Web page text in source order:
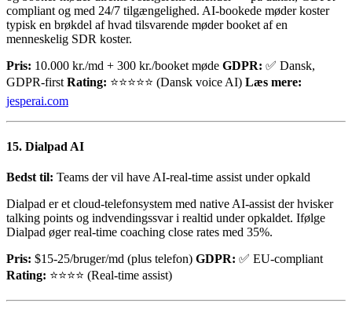
compliant og med 24/7 tilgængelighed. AI-bookede møder koster
typisk en brøkdel af hvad tilsvarende møder booket af en
menneskelig SDR koster.
Pris: 10.000 kr./md + 300 kr./booket møde GDPR: ✅ Dansk,
GDPR-first Rating: ⭐⭐⭐⭐⭐ (Dansk voice AI) Læs mere:
jesperai.com
15. Dialpad AI
Bedst til: Teams der vil have AI-real-time assist under opkald
Dialpad er et cloud-telefonsystem med native AI-assist der hvisker
talking points og indvendingssvar i realtid under opkaldet. Ifølge
Dialpad øger real-time coaching close rates med 35%.
Pris: $15-25/bruger/md (plus telefon) GDPR: ✅ EU-compliant
Rating: ⭐⭐⭐⭐ (Real-time assist)